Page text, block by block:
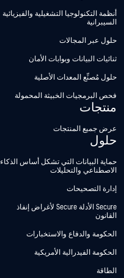
أنظمة التكنولوجيا التشغيلية والفيزيائية
السيبرانية
حلول عبر المجالات
ثنائيات البيانات وبوابات الأمان
حلول مُصنِّع المعدات الأصلية
فحص البرمجيات الخبيثة المحمولة
منتجات
عرض جميع المنتجات
حلول
حماية البيانات التي تشكل أساس الذكاء
الاصطناعي والتحليلات
إدارة التصحيحات
Secure الأدلة Secure لأغراض إنفاذ
القانون
الحكومة والدفاع والاستخبارات
الحكومة الفيدرالية الأمريكية
الطاقة